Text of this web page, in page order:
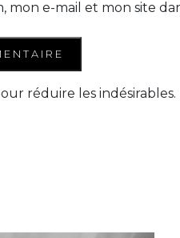
mon e-mail et mon site
réduire les indésirables.